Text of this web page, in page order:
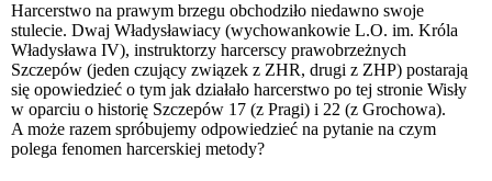
Harcerstwo na prawym brzegu obchodziło niedawno swoje
stulecie. Dwaj Władysławiacy (wychowankowie L.O. im. Króla
Władysława IV), instruktorzy harcerscy prawobrzeżnych
Szczepów (jeden czujący związek z ZHR, drugi z ZHP) postarają
się opowiedzieć o tym jak działało harcerstwo po tej stronie Wisły
w oparciu o historię Szczepów 17 (z Pragi) i 22 (z Grochowa).
A może razem spróbujemy odpowiedzieć na pytanie na czym
polega fenomen harcerskiej metody?